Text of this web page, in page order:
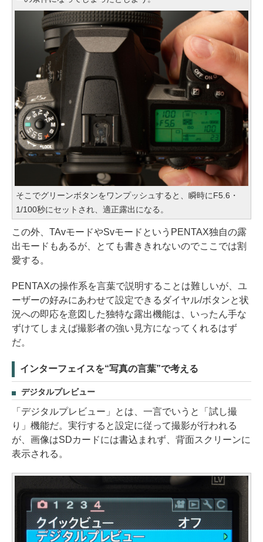
そこでグリーンボタンをワンプッシュすると、瞬時にF5.6・
1/100秒にセットされ、適正露出になる。
この外、TAvモードやSvモードというPENTAX独自の露
出モードもあるが、とても書ききれないのでここでは割
愛する。
PENTAXの操作系を言葉で説明することは難しいが、ユ
ーザーの好みにあわせて設定できるダイヤル/ボタンと状
況への即応を意図した独特な露出機能は、いったん手な
ずけてしまえば撮影者の強い見方になってくれるはず
だ。
インターフェイスを“写真の言葉”で考える
デジタルプレビュー
「デジタルプレビュー」とは、一言でいうと「試し撮
り」機能だ。実行すると設定に従って撮影が行われる
が、画像はSDカードには書込まれず、背面スクリーンに
表示される。